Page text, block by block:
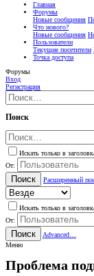
Главная
Форумы
Новые сообщения
Что нового?
Новые сообщения
Пользователи
Текущие посетители
Точка доступа
Форумы
Вход
Регистрация
Поиск
Искать только в
От:
Поиск Расширенный
Искать только в
От:
Поиск
Advanced…
Меню
Проблема